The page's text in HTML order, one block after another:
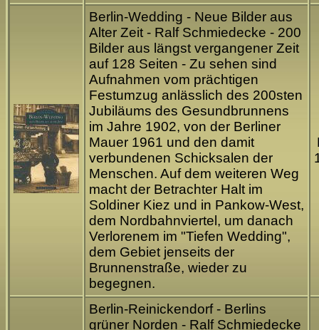
Berlin-Wedding - Neue Bilder aus
Alter Zeit - Ralf Schmiedecke - 200
Bilder aus längst vergangener Zeit
auf 128 Seiten - Zu sehen sind
Aufnahmen vom prächtigen
Festumzug anlässlich des 200sten
Jubiläums des Gesundbrunnens
im Jahre 1902, von der Berliner
Mauer 1961 und den damit
verbundenen Schicksalen der
Menschen. Auf dem weiteren Weg
macht der Betrachter Halt im
Soldiner Kiez und in Pankow-West,
dem Nordbahnviertel, um danach
Verlorenem im "Tiefen Wedding",
dem Gebiet jenseits der
Brunnenstraße, wieder zu
begegnen.
Berlin-Reinickendorf - Berlins
grüner Norden - Ralf Schmiedecke